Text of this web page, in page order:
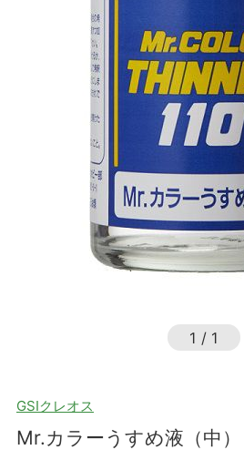
1 / 1
GSIクレオス
Mr.カラーうすめ液（中）